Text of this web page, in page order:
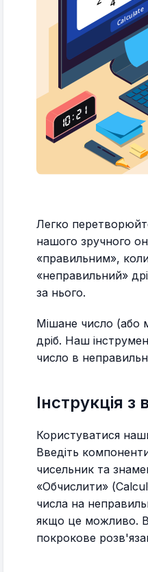
Легко
нашого зручного
«правильним»,
«неправильний»
за нього.
Мішане число (або
дріб. Наш
число в
Інструкція з
Користуватися
Введіть
чисельник та
«Обчислити»
числа на
якщо це можливо.
покрокове